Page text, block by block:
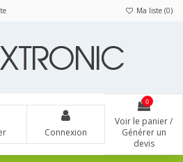
Ma liste (0)
Connexion
0
Voir le panier /
Générer un
devis